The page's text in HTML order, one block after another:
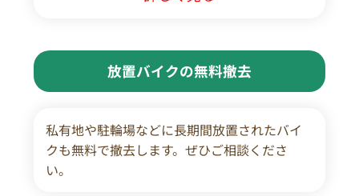
放置バイクの無料撤去
私有地や駐輪場などに長期間放置されたバイ
クも無料で撤去します。ぜひご相談くださ
い。